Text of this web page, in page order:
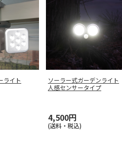
ライト
ソーラー式ガーデンライト
人感センサータイプ
4,500円
(送料・税込)